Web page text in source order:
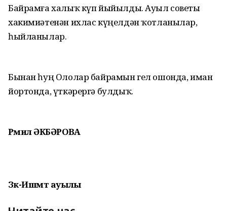
Байрамға халыҡ күп йыйылды. Ауыл советы
хакимиәтенән ихлас күңелдән ҡотланылар,
һыйланылар.
Бынан һуң Ололар байрамын гел ошонда, иман
йортонда, үткәрергә булдыҡ.
Рәмилә ӘКБӘРОВА
Зәк-Ишмәт ауылы